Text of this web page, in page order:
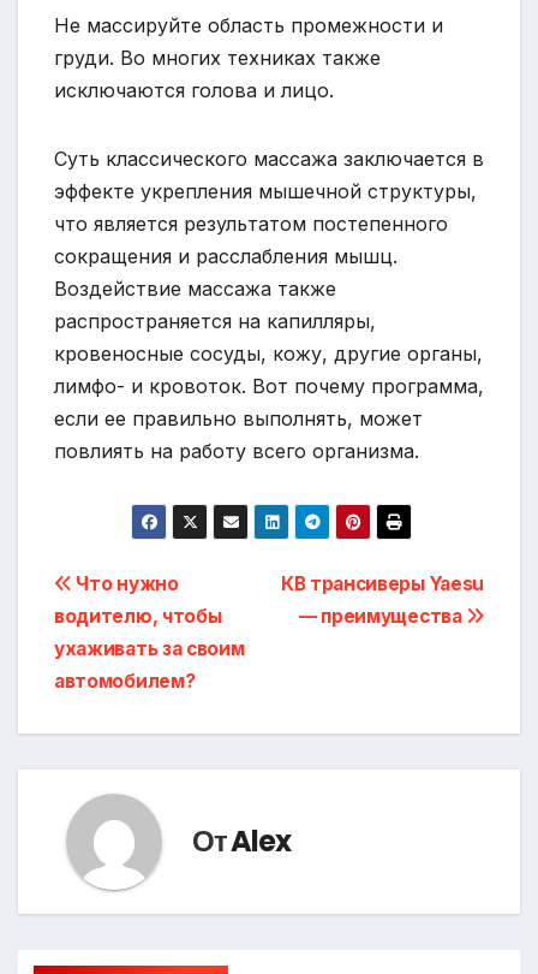
Не массируйте область промежности и
груди. Во многих техниках также
исключаются голова и лицо.
Суть классического массажа заключается в
эффекте укрепления мышечной структуры,
что является результатом постепенного
сокращения и расслабления мышц.
Воздействие массажа также
распространяется на капилляры,
кровеносные сосуды, кожу, другие органы,
лимфо- и кровоток. Вот почему программа,
если ее правильно выполнять, может
повлиять на работу всего организма.
Навигация
по
записям
КВ трансиверы Yaesu
— преимущества
Что нужно
водителю, чтобы
ухаживать за своим
автомобилем?
ОтAlex